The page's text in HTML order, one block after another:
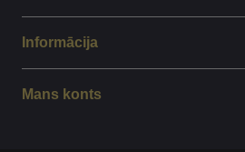
Informācija
Mans konts